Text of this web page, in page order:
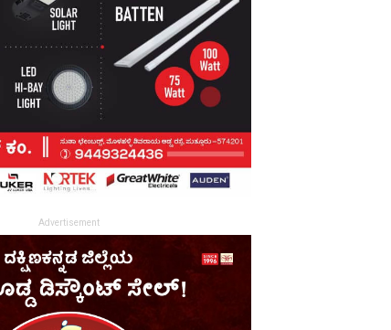
Advertisement